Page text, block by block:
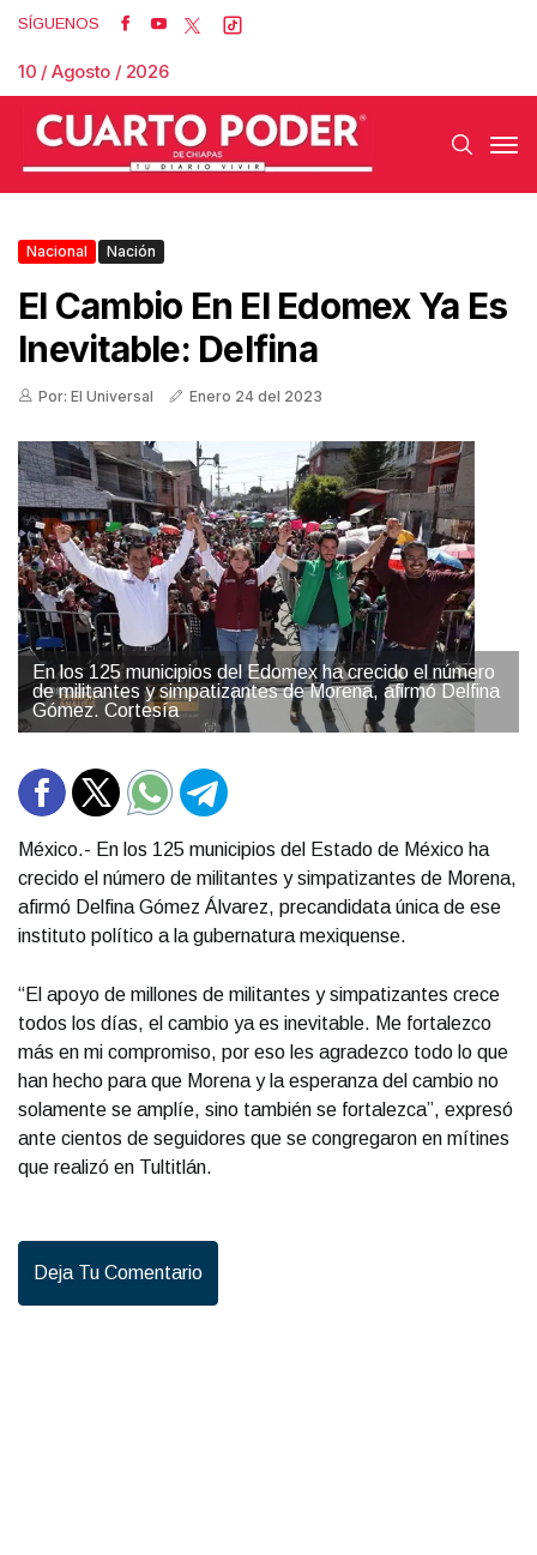
SÍGUENOS
10 / Agosto / 2026
Nacional Nación
El Cambio En El Edomex Ya Es
Inevitable: Delfina
Por: El Universal Enero 24 del 2023
En los 125 municipios del Edomex ha crecido el número
de militantes y simpatizantes de Morena, afirmó Delfina
Gómez. Cortesía
México.- En los 125 municipios del Estado de México ha
crecido el número de militantes y simpatizantes de Morena,
afirmó Delfina Gómez Álvarez, precandidata única de ese
instituto político a la gubernatura mexiquense.
“El apoyo de millones de militantes y simpatizantes crece
todos los días, el cambio ya es inevitable. Me fortalezco
más en mi compromiso, por eso les agradezco todo lo que
han hecho para que Morena y la esperanza del cambio no
solamente se amplíe, sino también se fortalezca”, expresó
ante cientos de seguidores que se congregaron en mítines
que realizó en Tultitlán.
Deja Tu Comentario